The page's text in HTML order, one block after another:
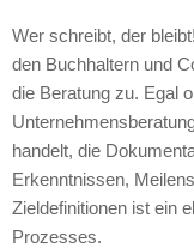
Wer schreibt, der
den Buchhaltern und
die Beratung zu. Egal
handelt, die
Erkenntnissen,
Zieldefinitionen ist ein
Prozesses.